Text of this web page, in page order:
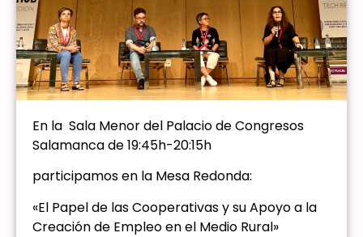
En la Sala Menor del Palacio de Congresos
Salamanca de 19:45h-20:15h
participamos en la Mesa Redonda:
«El Papel de las Cooperativas y su Apoyo a la
Creación de Empleo en el Medio Rural»